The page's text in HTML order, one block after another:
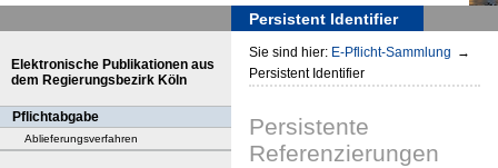
Persistent Identifier
Elektronische Publikationen aus
dem Regierungsbezirk Köln
Pflichtabgabe
Ablieferungsverfahren
Sie sind hier: E-Pflicht-Sammlung →
Persistent Identifier
Persistente
Referenzierungen